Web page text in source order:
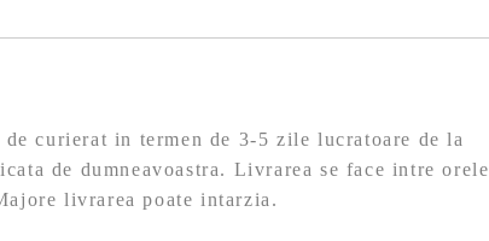
curierat in termen de 3-5 zile lucratoare de la
de dumneavoastra. Livrarea se face intre orele
livrarea poate intarzia.